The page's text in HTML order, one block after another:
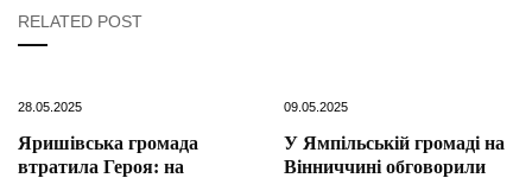
RELATED POST
28.05.2025
Яришівська громада
втратила Героя: на
09.05.2025
У Ямпільській громаді на
Вінниччині обговорили